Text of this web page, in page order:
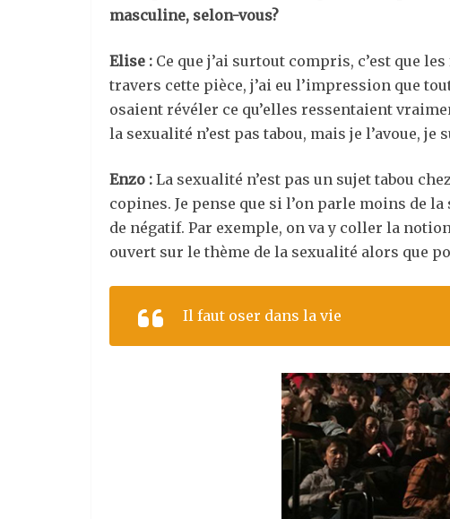
masculine, selon-vous?
Elise : Ce que j’ai surtout compris, c’est que
travers cette pièce, j’ai eu l’impression que
osaient révéler ce qu’elles ressentaient
la sexualité n’est pas tabou, mais je l’avoue,
Enzo : La sexualité n’est pas un sujet tabou
copines. Je pense que si l’on parle moins de
de négatif. Par exemple, on va y coller la
ouvert sur le thème de la sexualité alors que
Il faut oser dans la vie